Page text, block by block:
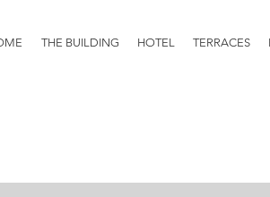
THE BUILDING HOTEL TERRACES